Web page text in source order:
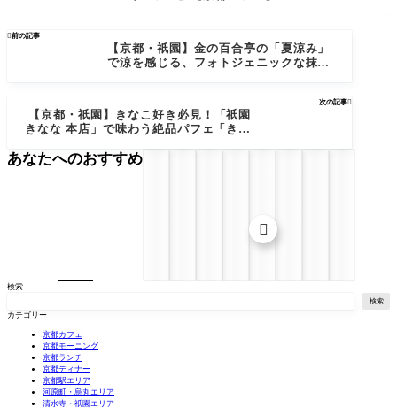
前の記事
【京都・祇園】金の百合亭の「夏涼み」
で涼を感じる、フォトジェニックな抹茶
次の記事
【京都・祇園】きなこ好き必見！「祇園
きなな 本店」で味わう絶品パフェ「きな
検索
検索
カテゴリー
京都カフェ
京都モーニング
京都ランチ
京都ディナー
京都駅エリア
河原町・烏丸エリア
清水寺・祇園エリア
あなたへのおすすめ
